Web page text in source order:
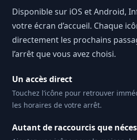
Disponible sur iOS et Android,
votre écran d’accueil. Chaque
directement les prochains
l’arrêt que vous avez choisi.
Un accès direct
Touchez l’icône pour retrouver
les horaires de votre arrêt.
Autant de raccourcis que